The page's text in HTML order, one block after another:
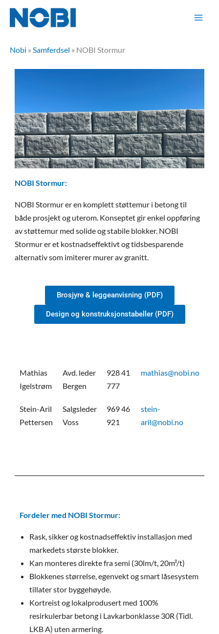
Hopp
innholdet
Nobi » Samferdsel » NOBI Stormur
NOBI Stormur:
NOBI Stormur er en komplett støttemur i betong til
både prosjekt og uterom. Konseptet gir enkel oppføring
av støttemur med solide og stabile blokker. NOBI
Stormur er et kostnadseffektivt og tidsbesparende
alternativ som imiterer murer av granitt.
Brosjyre & leggeanvisning (PDF)
Design og konstruksjonstabeller (PDF)
Mathias
Igelstrøm
Avd. leder
Bergen
928 41
777
mathias@nobi.no
Stein-Aril
Pettersen
Salgsleder
Voss
969 46
921
stein-
aril@nobi.no
Fordeler med NOBI Stormur:
Rask, sikker og kostnadseffektiv installasjon med
markedets største blokker.
Kan monteres direkte fra semi (30lm/t, 20m²/t)
Blokkenes størrelse, egenvekt og smart låsesystem
tillater stor byggehøyde.
Kortreist og lokalprodusert med 100%
resirkulerbar betong i Lavkarbonklasse 30R (Tidl.
LKB A) uten armering.